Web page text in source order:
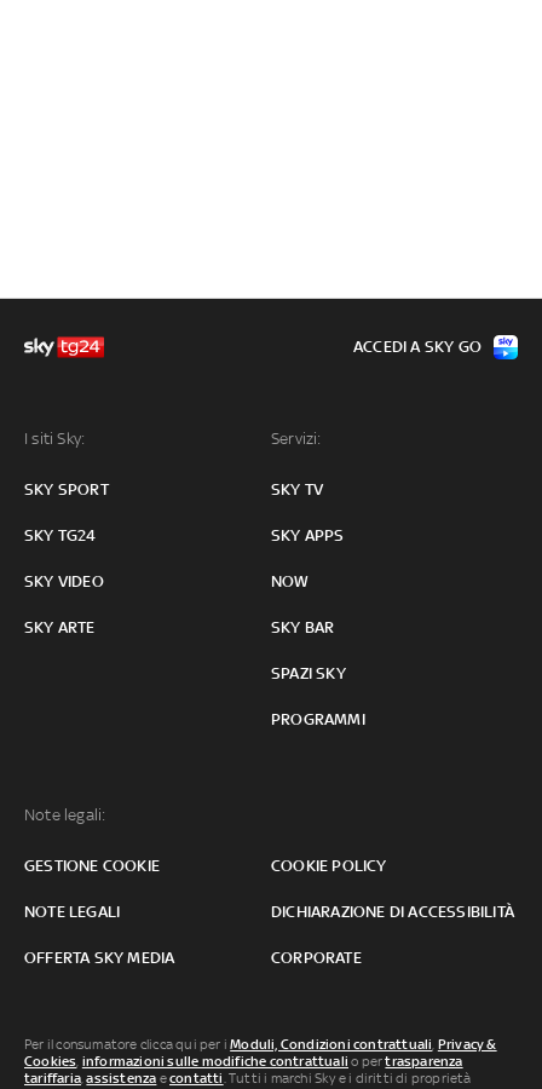
I siti Sky:
SKY SPORT
SKY TG24
SKY VIDEO
SKY ARTE
Servizi:
SKY TV
SKY APPS
NOW
SKY BAR
SPAZI SKY
PROGRAMMI
Note legali:
GESTIONE COOKIE COOKIE POLICY
NOTE LEGALI DICHIARAZIONE DI ACCESSIBILITÀ
OFFERTA SKY MEDIA CORPORATE
ACCEDI A SKY GO
Per il consumatore clicca qui per iModuli, Condizioni contrattuali, Privacy &
Cookies, informazioni sulle modifiche contrattuali o pertrasparenza
tariffaria,assistenza econtatti. Tutti i marchi Sky e i diritti di proprietà